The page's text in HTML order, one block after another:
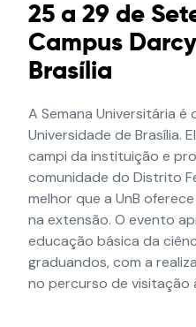
25 a 29 de
Campus
Brasília
A Semana Universitária
Universidade de Brasília.
campi da instituição e
comunidade do Distrito
melhor que a UnB
na extensão. O evento
educação básica da
graduandos, com a
no percurso de visitação